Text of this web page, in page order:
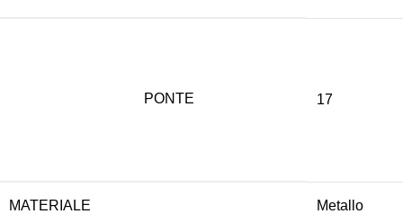
PONTE 17
MATERIALE Metallo